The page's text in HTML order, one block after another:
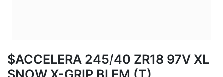
$ACCELERA 245/40 ZR18 97V XL
SNOW X-GRIP BLEM (T)